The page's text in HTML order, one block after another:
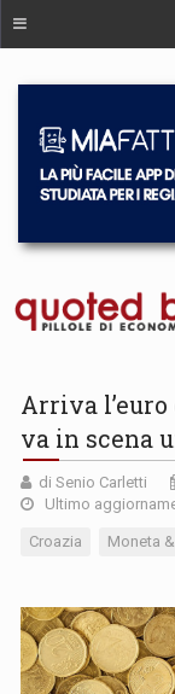
Arriva
va in scena
di Senio Carletti
Ultimo
Croazia Moneta